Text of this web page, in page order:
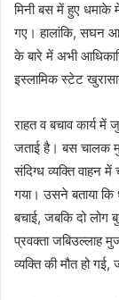
मिनी बस में हुए धमाके
गए। हालांकि, सघन
के बारे में अभी
इस्लामिक स्टेट
राहत व बचाव कार्य
जताई है। बस चालक
संदिग्ध व्यक्ति वाहन
गया। उसने बताया
बचाई, जबकि दो लोग
प्रवक्ता जबिउल्लाह
व्यक्ति की मौत हो